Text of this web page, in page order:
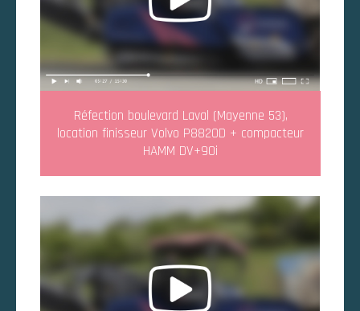
Réfection boulevard Laval (Mayenne 53),
location finisseur Volvo P8820D + compacteur
HAMM DV+90i